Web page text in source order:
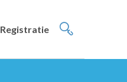
Registratie